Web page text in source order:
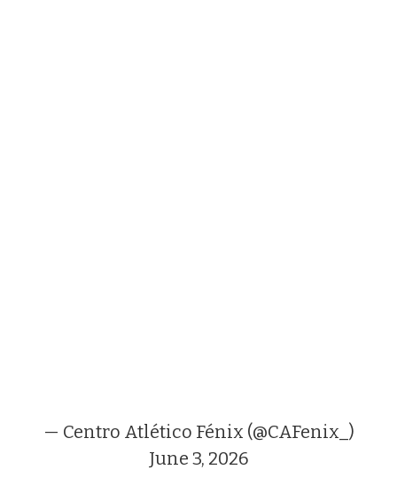
— Centro Atlético Fénix (@CAFenix_)
June 3, 2026